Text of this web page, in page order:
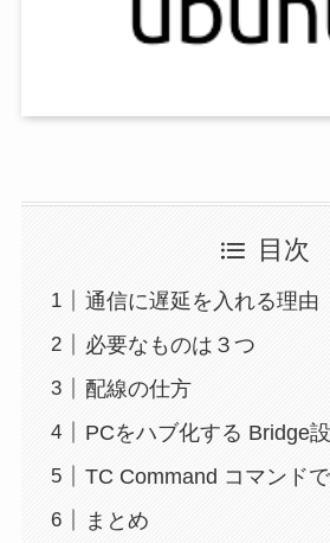
目次
通信に遅延を入れる理由
必要なものは３つ
配線の仕方
PCをハブ化する Bridge
TC Command コマンド
まとめ